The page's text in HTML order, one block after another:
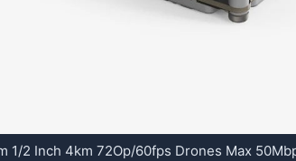
1/2 Inch 4km 72Op/60fps Drones Max